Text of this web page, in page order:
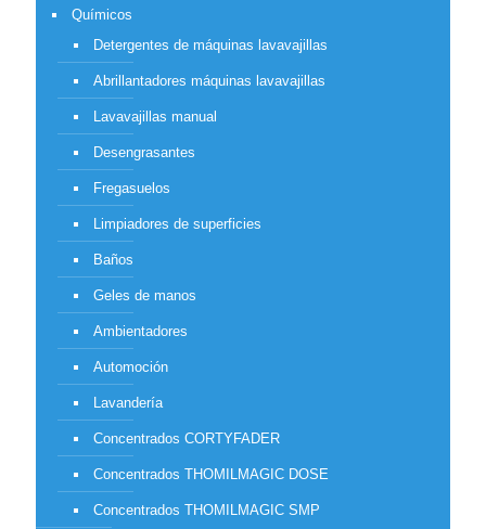
Químicos
Detergentes de máquinas lavavajillas
Abrillantadores máquinas lavavajillas
Lavavajillas manual
Desengrasantes
Fregasuelos
Limpiadores de superficies
Baños
Geles de manos
Ambientadores
Automoción
Lavandería
Concentrados CORTYFADER
Concentrados THOMILMAGIC DOSE
Concentrados THOMILMAGIC SMP